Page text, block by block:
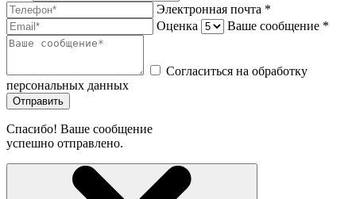
Электронная почта *
Оценка
Ваше сообщение *
Согласиться на обработку
персональных данных
Отправить
Спасибо! Ваше сообщение
успешно отправлено.